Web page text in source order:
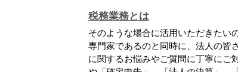
税務業務とは
そのような場合に活用いただきたい
専門家であるのと同時に、法人の皆
に関するお悩みやご質問に丁寧にご